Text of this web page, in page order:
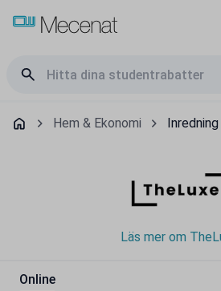
Hem & Ekonomi Inredning
Läs mer om
Online